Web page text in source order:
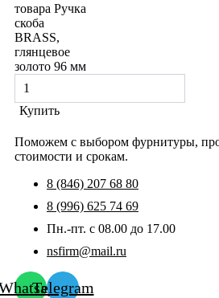
товара Ручка
скоба
BRASS,
глянцевое
золото 96 мм
Купить
Поможем с выбором фурнитуры,
стоимости и срокам.
8 (846) 207 68 80
8 (996) 625 74 69
Пн.-пт. с 08.00 до 17.00
nsfirm@mail.ru
Telegram